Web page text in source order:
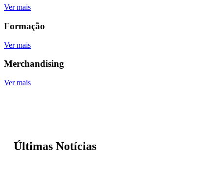
Ver mais
Formação
Ver mais
Merchandising
Ver mais
Últimas Notícias